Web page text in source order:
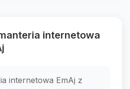
internetowa
internetowa EmAj z